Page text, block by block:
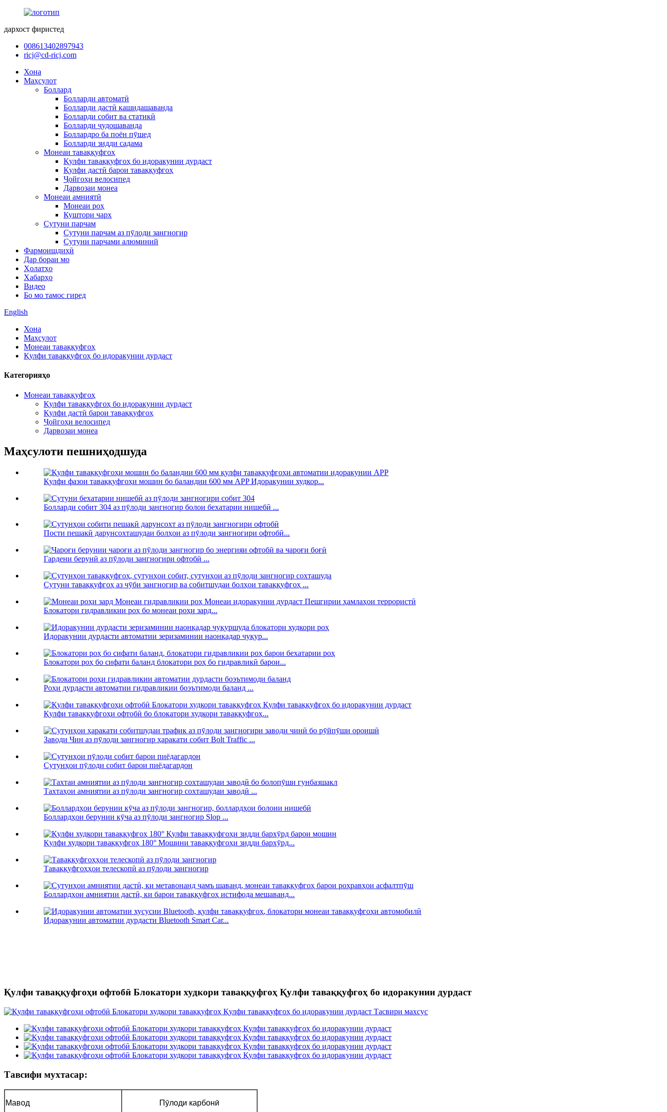
дархост фиристед
008613402897943
ricj@cd-ricj.com
Хона
Маҳсулот
Боллард
Болларди автоматӣ
Болларди дастӣ кашидашаванда
Болларди собит ва статикӣ
Болларди ҷудошаванда
Боллардро ба поён пӯшед
Болларди зидди садама
Монеаи таваққуфгоҳ
Қулфи таваққуфгоҳ бо идоракунии дурдаст
Қулфи дастӣ барои таваққуфгоҳ
Ҷойгоҳи велосипед
Дарвозаи монеа
Монеаи амниятӣ
Монеаи роҳ
Куштори чарх
Сутуни парчам
Сутуни парчам аз пӯлоди зангногир
Сутуни парчами алюминий
Фармоишдиҳӣ
Дар бораи мо
Ҳолатҳо
Хабарҳо
Видео
Бо мо тамос гиред
English
Хона
Маҳсулот
Монеаи таваққуфгоҳ
Қулфи таваққуфгоҳ бо идоракунии дурдаст
Категорияҳо
Монеаи таваққуфгоҳ
Қулфи таваққуфгоҳ бо идоракунии дурдаст
Қулфи дастӣ барои таваққуфгоҳ
Ҷойгоҳи велосипед
Дарвозаи монеа
Маҳсулоти пешниҳодшуда
Қулфи фазои таваққуфгоҳи мошин бо баландии 600 мм APP Идоракунии худкор...
Болларди собит 304 аз пӯлоди зангногир болои бехатарии нишебӣ ...
Пости пешакӣ дарунсохташудаи болҳои аз пӯлоди зангногири офтобӣ...
Гардени берунӣ аз пӯлоди зангногири офтобӣ ...
Сутуни таваққуфгоҳ аз чӯби зангногир ва собитшудаи болҳои таваққуфгоҳ ...
Блокатори гидравликии роҳ бо монеаи роҳи зард...
Идоракунии дурдасти автоматии зеризаминии наонқадар чуқур...
Блокатори роҳ бо сифати баланд блокатори роҳ бо гидравликӣ барои...
Роҳи дурдасти автоматии гидравликии боэътимоди баланд ...
Қулфи таваққуфгоҳи офтобӣ бо блокатори худкори таваққуфгоҳ...
Заводи Чин аз пӯлоди зангногир ҳаракати собит Bolt Traffic ...
Сутунҳои пӯлоди собит барои пиёдагардон
Тахтаҳои амниятии аз пӯлоди зангногир сохташудаи заводӣ ...
Боллардҳои берунии кӯча аз пӯлоди зангногир Slop ...
Қулфи худкори таваққуфгоҳ 180° Мошини таваққуфгоҳи зидди бархӯрд...
Таваққуфгоҳҳои телескопӣ аз пӯлоди зангногир
Боллардҳои амниятии дастӣ, ки барои таваққуфгоҳ истифода мешаванд...
Идоракунии автоматии дурдасти Bluetooth Smart Car...
Қулфи таваққуфгоҳи офтобӣ Блокатори худкори таваққуфгоҳ Қулфи таваққуфгоҳ бо идоракунии дурдаст
Тавсифи мухтасар:
Мавод Пӯлоди карбонӣ